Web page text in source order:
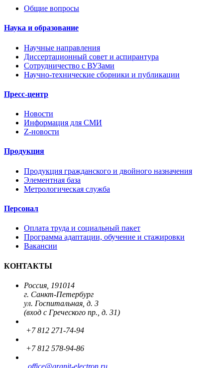
Общие вопросы
Наука и образование
Научные направления
Диссертационный совет и аспирантура
Сотрудничество с ВУЗами
Научно-технические сборники и публикации
Пресс-центр
Новости
Информация для СМИ
Z-новости
Продукция
Продукция гражданского и двойного назначения
Элементная база
Метрологическая служба
Персонал
Оплата труда и социальный пакет
Программа адаптации, обучение и стажировки
Вакансии
КОНТАКТЫ
Россия, 191014
г. Санкт-Петербург
ул. Госпитальная, д. 3
(вход с Греческого пр., д. 31)
+7 812 271-74-94
+7 812 578-94-86
office@granit-electron.ru